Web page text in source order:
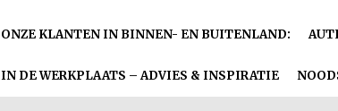
ONZE KLANTEN IN BINNEN- EN BUITENLAND:
IN DE WERKPLAATS – ADVIES & INSPIRATIE